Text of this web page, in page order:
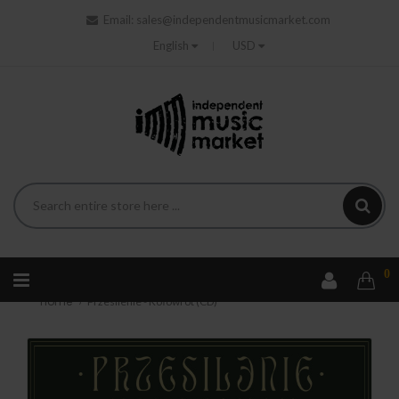
Email:
sales@independentmusicmarket.com
English
USD
0
Home Przesilenie - Kołowrót (CD)